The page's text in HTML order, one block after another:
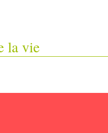
la vie